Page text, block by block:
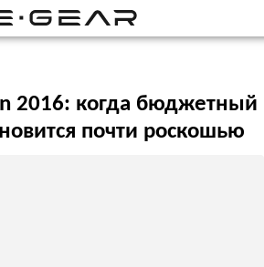
2016: когда бюджетный
почти роскошью